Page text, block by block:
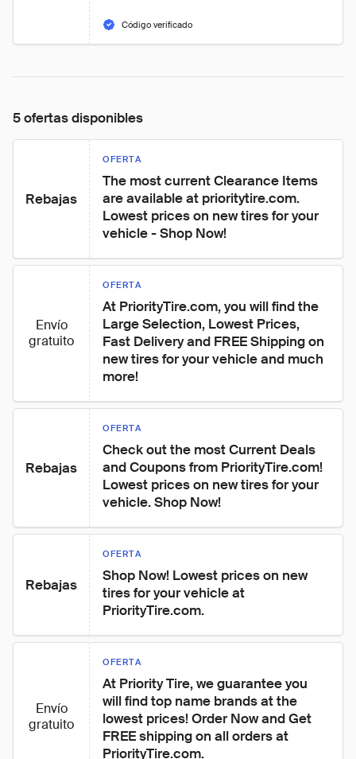
Código verificado
5 ofertas disponibles
Rebajas
OFERTA
The most current Clearance Items
are available at prioritytire.com.
Lowest prices on new tires for your
vehicle - Shop Now!
Envío
gratuito
OFERTA
At PriorityTire.com, you will find the
Large Selection, Lowest Prices,
Fast Delivery and FREE Shipping on
new tires for your vehicle and much
more!
Rebajas
OFERTA
Check out the most Current Deals
and Coupons from PriorityTire.com!
Lowest prices on new tires for your
vehicle. Shop Now!
Rebajas
OFERTA
Shop Now! Lowest prices on new
tires for your vehicle at
PriorityTire.com.
Envío
gratuito
OFERTA
At Priority Tire, we guarantee you
will find top name brands at the
lowest prices! Order Now and Get
FREE shipping on all orders at
PriorityTire.com.